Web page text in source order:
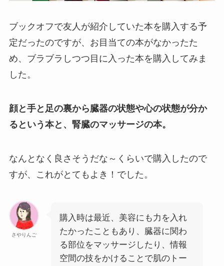
ブックオフで友人が紹介していた本を購入する予
定だったのですが、お目当ての本がなかったた
め、ブラブラしつつ目に入った本を購入してみま
した。
顔と手と足の裏から臓器の状態や心の状態が分か
るという本と、腎臓のマッサージの本。
なんとなく良さそうだな～くらいで購入したので
すが、これがとてもよき！でした。
さやりんご
購入時は最近、美容にも力を入れ
たかったこともあり、臓器に関わ
る部位をマッサージしたり、情報
空間の技をかけることで肌のトー